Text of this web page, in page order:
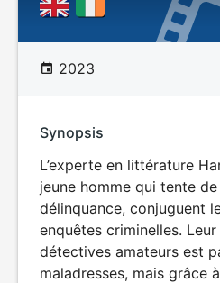
2023
Synopsis
L’experte en littérature
jeune homme qui tente
délinquance, conjuguent
enquêtes criminelles.
détectives amateurs est
maladresses, mais grâce